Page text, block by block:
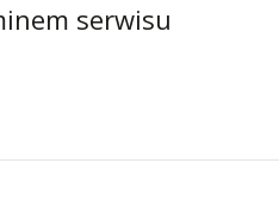
serwisu